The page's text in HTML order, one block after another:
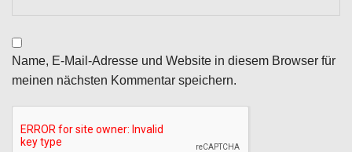
Name, E-Mail-Adresse und Website in diesem Browser für
meinen nächsten Kommentar speichern.